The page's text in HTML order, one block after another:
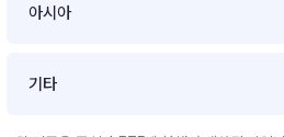
아시아
기타